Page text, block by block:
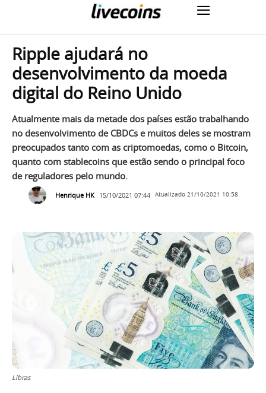
Ripple ajudará no
desenvolvimento da moeda
digital do Reino Unido
Atualmente mais da metade dos países estão trabalhando
no desenvolvimento de CBDCs e muitos deles se mostram
preocupados tanto com as criptomoedas, como o Bitcoin,
quanto com stablecoins que estão sendo o principal foco
de reguladores pelo mundo.
Henrique HK 15/10/2021 07:44 Atualizado 21/10/2021 10:58
Libras